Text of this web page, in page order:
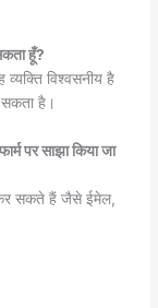
हूँ?
विश्वसनीय है
है।
पर साझा किया जा
कर सकते हैं जैसे ईमेल,